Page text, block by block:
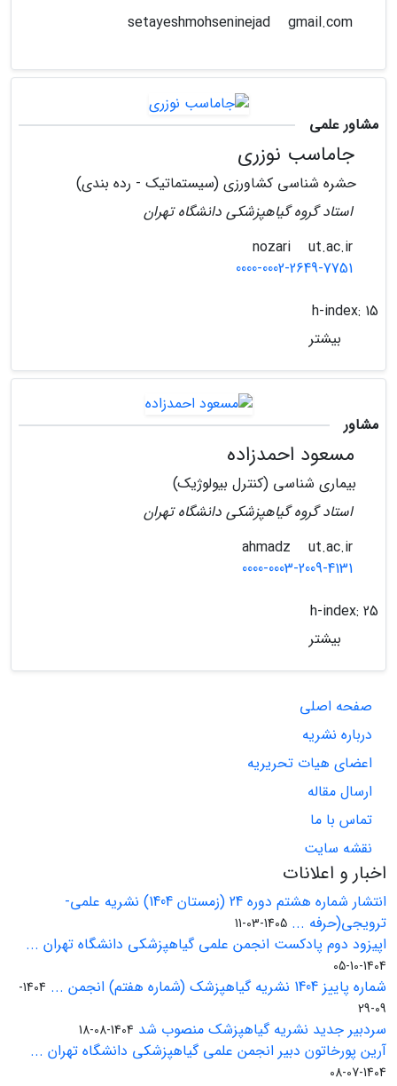
gmail.com
مشاور علمی
جاماسب نوزری
حشره شناسی کشاورزی (سیستماتیک - رده بندی)
استاد گروه گیاهپزشکی دانشگاه تهران
ut.ac.ir
0000-0002-2649-7751
h-index: 15
بیشتر
مشاور
مسعود احمدزاده
بیماری شناسی (کنترل بیولوژیک)
استاد گروه گیاهپزشکی دانشگاه تهران
ut.ac.ir
0000-0003-2009-4131
h-index: 25
بیشتر
صفحه اصلی
درباره نشریه
اعضای هیات تحریریه
ارسال مقاله
تماس با ما
نقشه سایت
اخبار و اعلانات
انتشار شماره هشتم دوره 24 (زمستان 1404) نشریه علمی-
ترویجی(حرفه ... 1405-03-11
اپیزود دوم پادکست انجمن علمی گیاهپزشکی دانشگاه تهران ...
1404-10-05
شماره پاییز 1404 نشریه گیاهپزشک (شماره هفتم) انجمن ...
1404-
09-29
سردبیر جدید نشریه گیاهپزشک منصوب شد 1404-08-18
آرین پورخاتون دبیر انجمن علمی گیاهپزشکی دانشگاه تهران ...
1404-07-08